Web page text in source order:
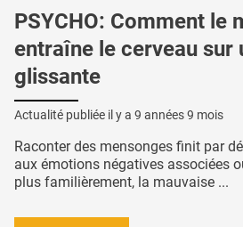
PSYCHO: Comment le
entraîne le cerveau sur
glissante
Actualité publiée il y a 9 années 9 mois
Raconter des mensonges finit par
aux émotions négatives associées
plus familièrement, la mauvaise ...